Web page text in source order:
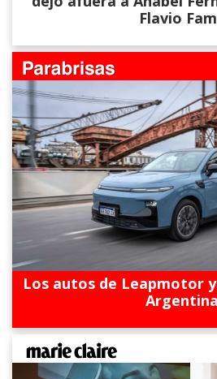
Flavio
Los autos de Leapmotor
Argentina